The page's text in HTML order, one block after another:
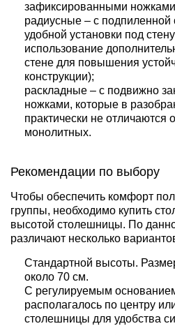
зафиксированными
радиусные – с
удобной установки под
использование
стене для повышения
конструкции);
раскладные – с подвижно
ножками, которые в
практически не отличаются
монолитных.
Рекомендации по выбору
Чтобы обеспечить комфорт
группы, необходимо купить
высотой столешницы. По
различают несколько
Стандартной высоты.
около 70 см.
С регулируемым
располагалось по центру
столешницы для удобства